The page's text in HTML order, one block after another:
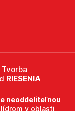
neoddeliteľnou
lídrom v oblasti
RIESENIA